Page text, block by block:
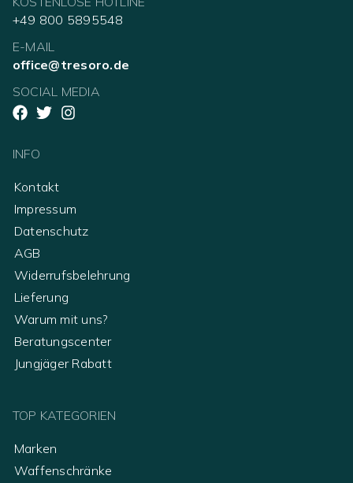
+49 800 5895548
E-MAIL
office@tresoro.de
SOCIAL MEDIA
INFO
Kontakt
Impressum
Datenschutz
AGB
Widerrufsbelehrung
Lieferung
Warum mit uns?
Beratungscenter
Jungjäger Rabatt
TOP KATEGORIEN
Marken
Waffenschränke